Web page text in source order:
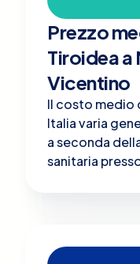
Prezzo
Tiroidea
Vicentino
Il costo medio
Italia varia
a seconda
sanitaria